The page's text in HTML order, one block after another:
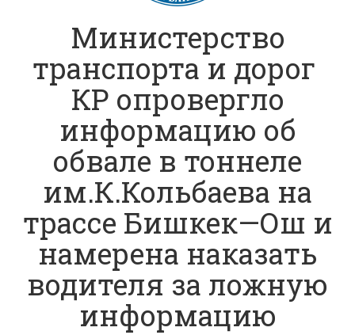
Министерство
транспорта и дорог
КР опровергло
информацию об
обвале в тоннеле
им.К.Кольбаева на
трассе Бишкек—Ош и
намерена наказать
водителя за ложную
информацию